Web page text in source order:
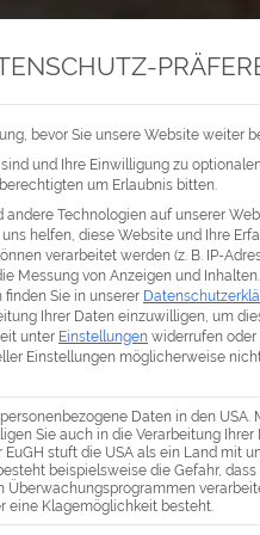
bevor Sie unsere Website weiter
und Ihre Einwilligung zu
um Erlaubnis bitten.
Technologien auf unserer
helfen, diese Website und Ihre
verarbeitet werden (z. B. IP-
Messung von Anzeigen und Inhalten.
Sie in unserer
Ihrer Daten einzuwilligen, um
unter Einstellungen widerrufen oder
Einstellungen möglicherweise
Daten in den USA.
Sie auch in die Verarbeitung Ihrer
EuGH stuft die USA als ein Land mit
beispielsweise die Gefahr,
Überwachungsprogrammen
eine Klagemöglichkeit besteht.